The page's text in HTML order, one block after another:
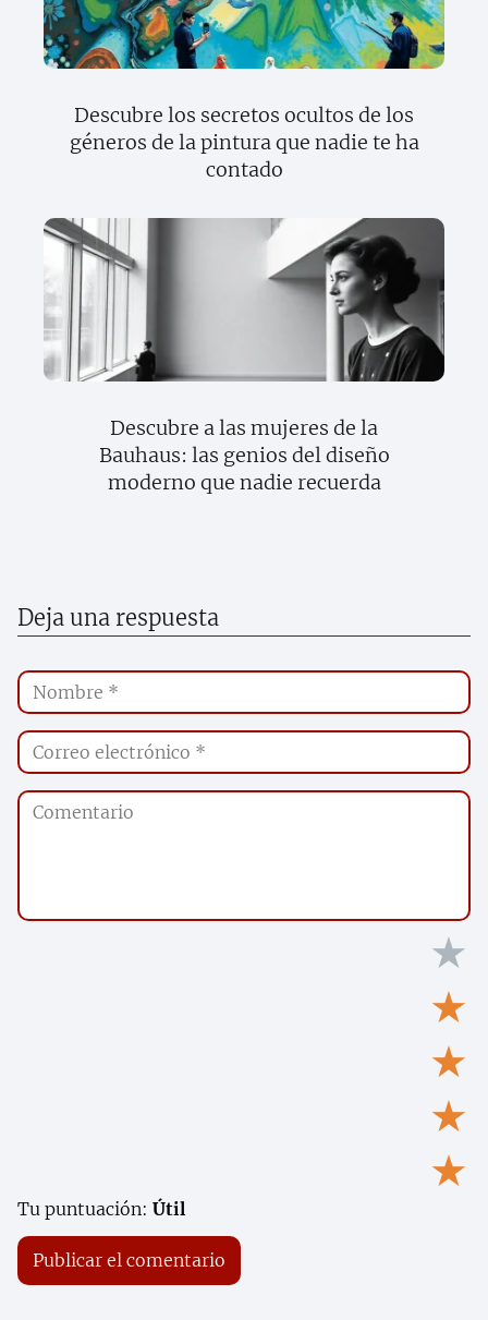
Descubre los secretos ocultos de los
géneros de la pintura que nadie te ha
contado
Descubre a las mujeres de la
Bauhaus: las genios del diseño
moderno que nadie recuerda
Deja una respuesta
★
★
★
★
★
Tu puntuación: Útil